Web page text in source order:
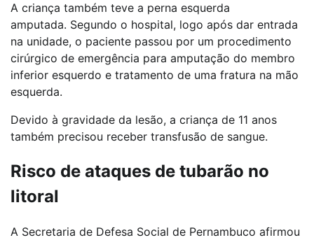
A criança também teve a perna esquerda
amputada. Segundo o hospital, logo após dar entrada
na unidade, o paciente passou por um procedimento
cirúrgico de emergência para amputação do membro
inferior esquerdo e tratamento de uma fratura na mão
esquerda.
Devido à gravidade da lesão, a criança de 11 anos
também precisou receber transfusão de sangue.
Risco de ataques de tubarão no
litoral
A Secretaria de Defesa Social de Pernambuco afirmou